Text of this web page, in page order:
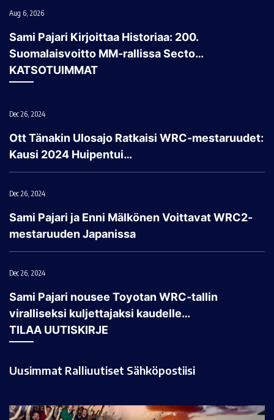
Aug 6, 2026
Sami Pajari Kirjoittaa Historiaa: 200.
Suomalaisvoitto MM-rallissa Secto…
KATSOTUIMMAT
Dec 26, 2024
Ott Tänakin Ulosajo Ratkaisi WRC-mestaruudet:
Kausi 2024 Huipentui…
Dec 26, 2024
Sami Pajari ja Enni Mälkönen Voittavat WRC2-
mestaruuden Japanissa
Dec 26, 2024
Sami Pajari nousee Toyotan WRC-tallin
viralliseksi kuljettajaksi kaudelle…
TILAA UUTISKIRJE
Uusimmat Ralliuutiset Sähköpostiisi